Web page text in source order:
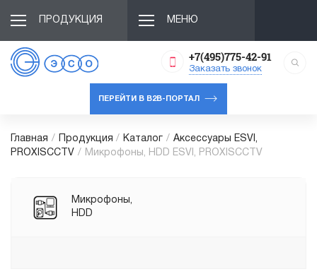
ПРОДУКЦИЯ МЕНЮ
+7(495)775-42-91
Заказать звонок
ПЕРЕЙТИ В B2B-ПОРТАЛ
Главная / Продукция / Каталог / Аксессуары ESVI,
PROXISCCTV / Микрофоны, HDD ESVI, PROXISCCTV
Микрофоны,
HDD